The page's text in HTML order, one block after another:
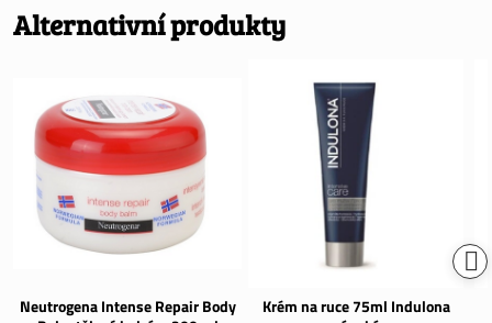
Alternativní produkty
Neutrogena Intense Repair Body
Krém na ruce 75ml Indulona